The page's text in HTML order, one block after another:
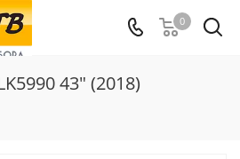
0
43" (2018)